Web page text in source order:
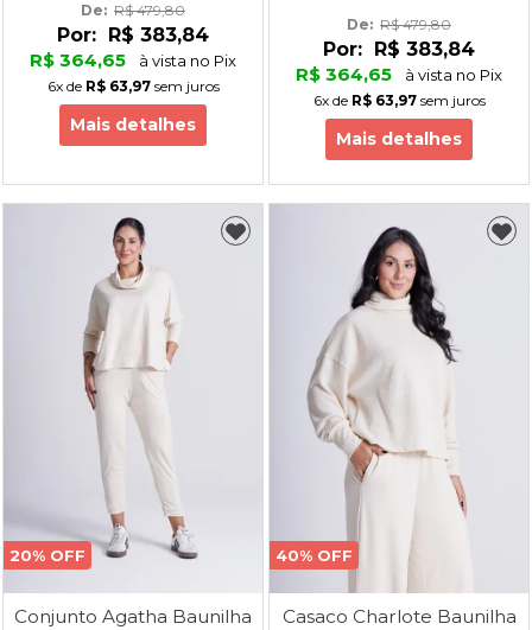
De: R$ 479,80
Por:
R$ 383,84
R$ 364,65
à vista no Pix
6xde R$ 63,97sem juros
Mais detalhes
De: R$ 479,80
Por:
R$ 383,84
R$ 364,65
à vista no Pix
6xde R$ 63,97sem juros
Mais detalhes
20% OFF
Conjunto Agatha Baunilha
40% OFF
Casaco Charlote Baunilha